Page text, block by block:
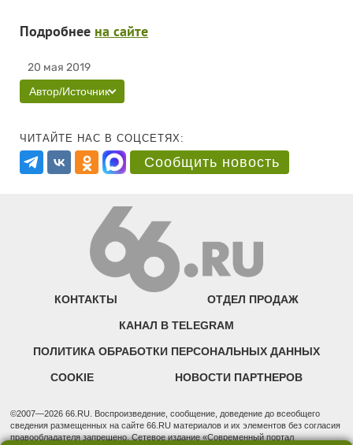
Подробнее на сайте
20 мая 2019
Автор/Источник
ЧИТАЙТЕ НАС В СОЦСЕТЯХ:
Сообщить новость
КОНТАКТЫ ОТДЕЛ ПРОДАЖ
КАНАЛ В TELEGRAM
ПОЛИТИКА ОБРАБОТКИ ПЕРСОНАЛЬНЫХ ДАННЫХ
COOKIE НОВОСТИ ПАРТНЕРОВ
©2007—2026 66.RU. Воспроизведение, сообщение, доведение до всеобщего
сведения размещенных на сайте 66.RU материалов и их элементов без согласия
правообладателя запрещено. Сетевое издание «Современный портал